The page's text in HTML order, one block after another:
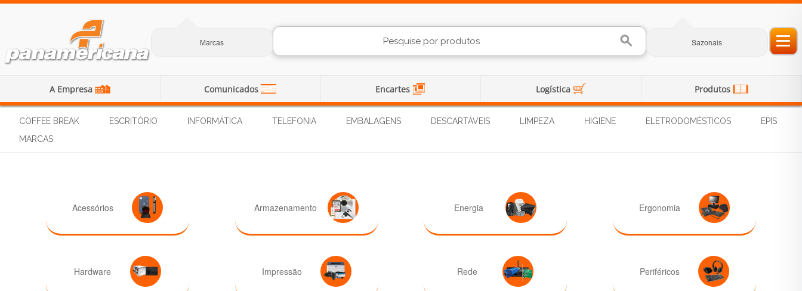
Marcas Sazonais
A Empresa Comunicados Encartes Logística Produtos
COFFEE BREAK ESCRITÓRIO INFORMÁTICA TELEFONIA EMBALAGENS DESCARTÁVEIS LIMPEZA HIGIENE ELETRODOMÉSTICOS
EPIS
MARCAS
Acessórios Armazenamento Energia Ergonomia
Hardware Impressão Rede Periféricos